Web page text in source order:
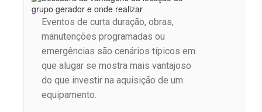
Eventos de curta duração, obras,
manutenções programadas ou
emergências são cenários típicos em
que alugar se mostra mais vantajoso
do que investir na aquisição de um
equipamento.